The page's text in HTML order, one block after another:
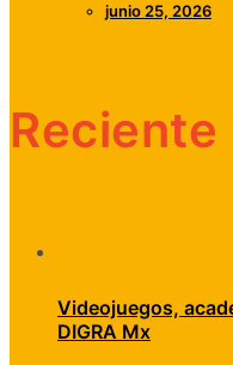
junio 25, 2026
Reciente
Videojuegos,
DIGRA Mx